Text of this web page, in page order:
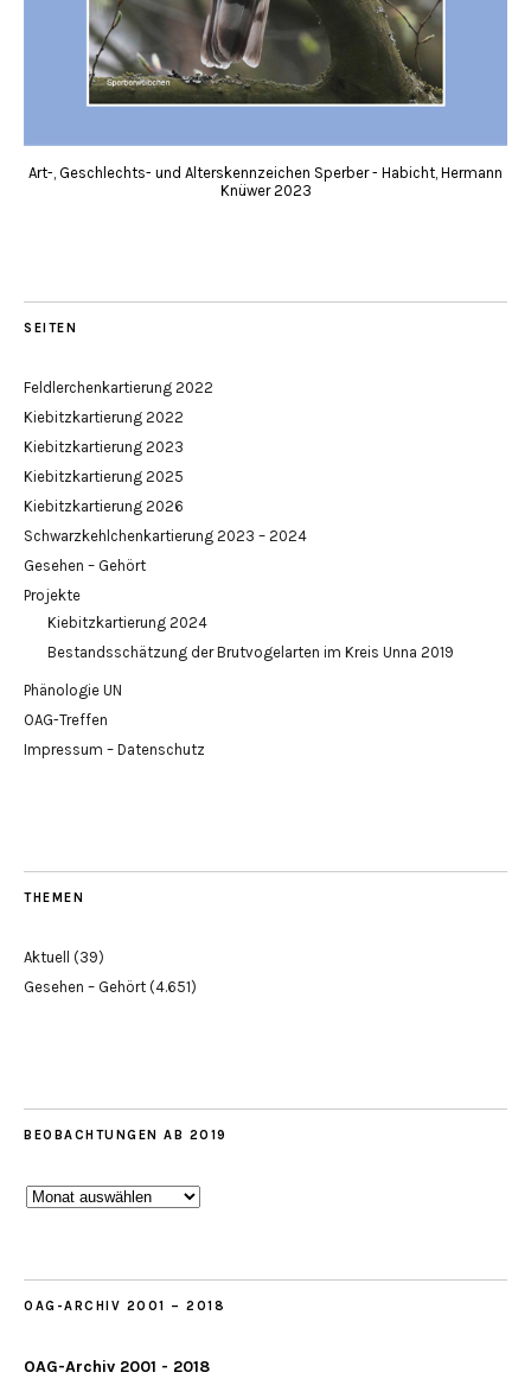
Art-, Geschlechts- und Alterskennzeichen Sperber - Habicht, Hermann
Knüwer 2023
SEITEN
Feldlerchenkartierung 2022
Kiebitzkartierung 2022
Kiebitzkartierung 2023
Kiebitzkartierung 2025
Kiebitzkartierung 2026
Schwarzkehlchenkartierung 2023 – 2024
Gesehen – Gehört
Projekte
Kiebitzkartierung 2024
Bestandsschätzung der Brutvogelarten im Kreis Unna 2019
Phänologie UN
OAG-Treffen
Impressum – Datenschutz
THEMEN
Aktuell (39)
Gesehen – Gehört (4.651)
BEOBACHTUNGEN AB 2019
Beobachtungen
OAG-ARCHIV 2001 – 2018
OAG-Archiv 2001 - 2018